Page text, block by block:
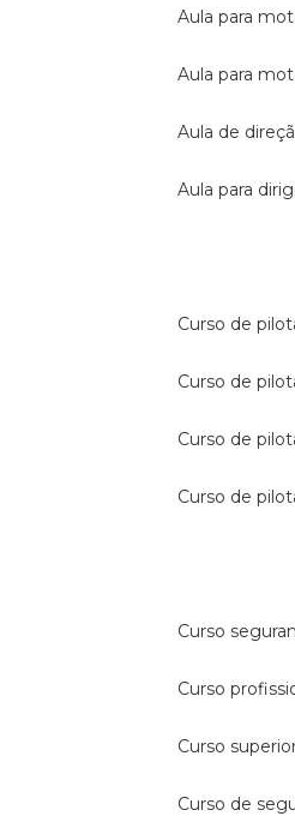
aula para
aula para
aula de
aula para
curso de
curso de
curso de
curso de
curso
curso
curso
curso de